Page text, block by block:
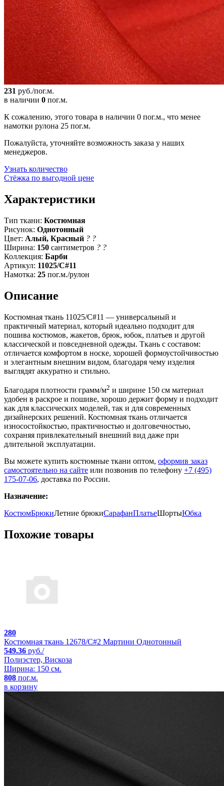
231 руб./пог.м.
в наличии 0 пог.м.
К сожалению, этого товара в наличии 0 пог.м., что менее
намотки рулона 25 пог.м.
Пожалуйста, уточняйте возможность заказа у наших
менеджеров.
Узнать количество
Стёжка по выгодной цене
Характеристики
Тип ткани: Костюмная
Рисунок: Однотонный
Цвет: Алый, Красный ? ?
Ширина: 150 сантиметров ? ?
Коллекция: Барби
Артикул: 11025/С#11
Намотка: 25 пог.м./рулон
Описание
Костюмная ткань 11025/С#11 — универсальный и
практичный материал, который идеально подходит для
пошива костюмов, жакетов, брюк, юбок, платьев и другой
классической и повседневной одежды. Ткань с составом:
отличается комфортом в носке, хорошей формоустойчивостью
и элегантным внешним видом, благодаря чему изделия
выглядят аккуратно и стильно.
Благодаря плотности грамм/м2 и ширине 150 см материал
удобен в раскрое и пошиве, хорошо держит форму и подходит
как для классических моделей, так и для современных
дизайнерских решений. Костюмная ткань отличается
износостойкостью, практичностью и долговечностью,
сохраняя привлекательный внешний вид даже при
длительной эксплуатации.
Вы можете купить костюмные ткани оптом, оформив заказ
самостоятельно на сайте или позвонив по телефону +7 (495)
175-07-06, доставка по России.
Назначение:
КостюмБрюкиЛетние брюкиСарафанПлатьеШортыЮбка
Похожие товары
280
Костюмная ткань 12678/C#2 Мартини Однотонный
549.36 руб./
Полиэстер, Вискоза
Ширина: 150 см.
808 пог.м.
в корзину